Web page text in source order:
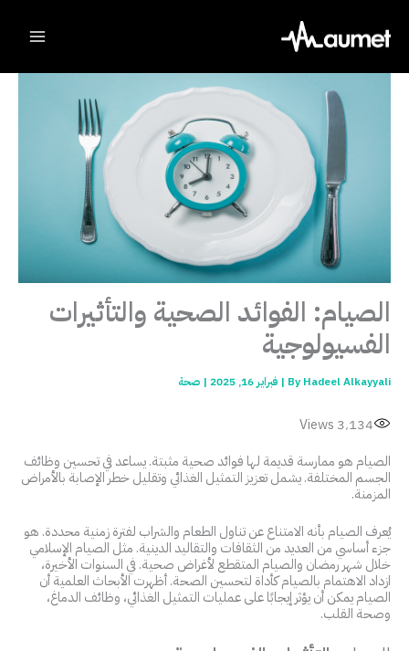
content
الصيام: الفوائد الصحية والتأثيرات
الفسيولوجية
By Hadeel Alkayyali
| فبراير 16, 2025 | صحة
3٬134
الصيام هو ممارسة قديمة لها فوائد صحية مثبتة. يساعد في تحسين وظائف
الجسم المختلفة. يشمل تعزيز التمثيل الغذائي وتقليل خطر الإصابة بالأمراض
المزمنة.
يُعرف الصيام بأنه الامتناع عن تناول الطعام والشراب لفترة زمنية محددة. هو
جزء أساسي من العديد من الثقافات والتقاليد الدينية. مثل الصيام الإسلامي
خلال شهر رمضان والصيام المتقطع لأغراض صحية. في السنوات الأخيرة،
ازداد الاهتمام بالصيام كأداة لتحسين الصحة. أظهرت الأبحاث العلمية أن
الصيام يمكن أن يؤثر إيجابًا على عمليات التمثيل الغذائي، وظائف الدماغ،
وصحة القلب.